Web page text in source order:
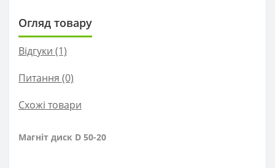
Огляд товару
Відгуки (1)
Питання (0)
Схожі товари
Магніт диск D 50-20